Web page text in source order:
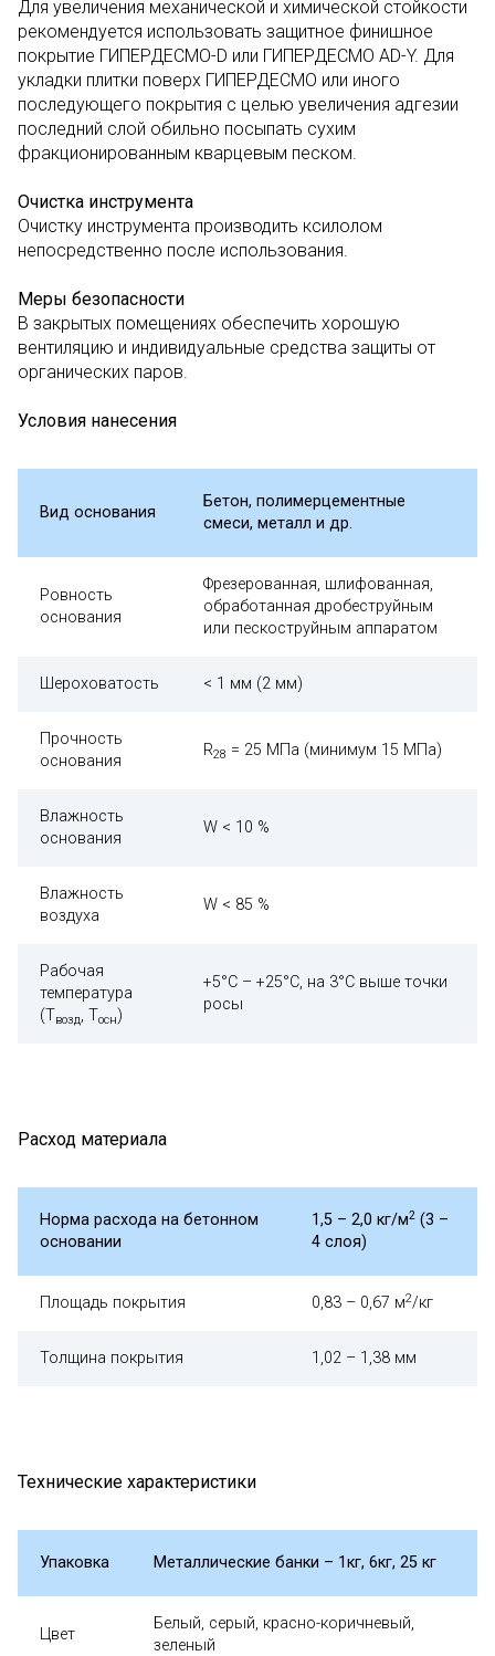
Для увеличения механической и химической стойкости
рекомендуется использовать защитное финишное
покрытие ГИПЕРДЕСМО-D или ГИПЕРДЕСМО AD-Y. Для
укладки плитки поверх ГИПЕРДЕСМО или иного
последующего покрытия с целью увеличения адгезии
последний слой обильно посыпать сухим
фракционированным кварцевым песком.
Очистка инструмента
Очистку инструмента производить ксилолом
непосредственно после использования.
Меры безопасности
В закрытых помещениях обеспечить хорошую
вентиляцию и индивидуальные средства защиты от
органических паров.
Условия нанесения
Вид основания
Бетон, полимерцементные
смеси, металл и др.
Ровность
основания
Фрезерованная, шлифованная,
обработанная дробеструйным
или пескоструйным аппаратом
Шероховатость < 1 мм (2 мм)
Прочность
основания
R28 = 25 МПа (минимум 15 МПа)
Влажность
основания
W < 10 %
Влажность
воздуха
W < 85 %
Рабочая
температура
(Твозд, Тосн)
+5°С – +25°С, на 3°С выше точки
росы
Расход материала
Норма расхода на бетонном
основании
1,5 – 2,0 кг/м2 (3 –
4 слоя)
Площадь покрытия 0,83 – 0,67 м2/кг
Толщина покрытия 1,02 – 1,38 мм
Технические характеристики
Упаковка Металлические банки – 1кг, 6кг, 25 кг
Цвет
Белый, серый, красно-коричневый,
зеленый